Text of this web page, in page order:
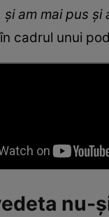
am mai pus
cadrul unui
nu-